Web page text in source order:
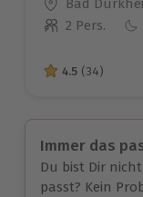
Standort
Bad
Anzahl der
2 Pers.
4.5 von 5
4.5 (34)
Immer das
Du bist Dir
passt? Kein